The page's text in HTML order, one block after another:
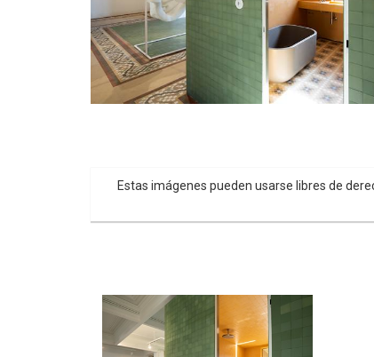
Estas imágenes pueden usarse libres de